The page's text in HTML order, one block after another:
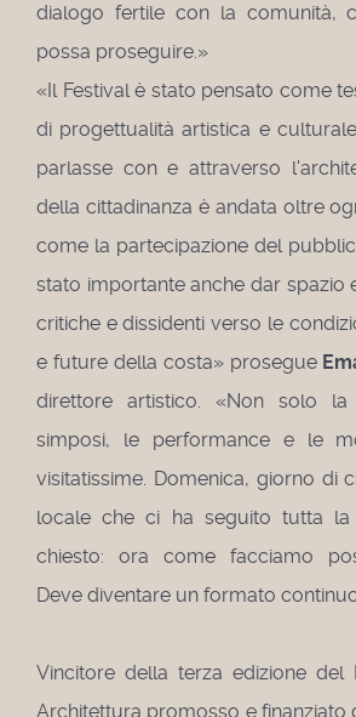
dialogo fertile con la comunità,
possa proseguire.»
«Il Festival è stato pensato come
di progettualità artistica e
parlasse con e attraverso
della cittadinanza è andata oltre
come la partecipazione del
stato importante anche dar spazio
critiche e dissidenti verso le
e future della costa» prosegue
direttore artistico. «Non solo
simposi, le performance e le
visitatissime. Domenica, giorno di
locale che ci ha seguito tutta la
chiesto: ora come facciamo
Deve diventare un formato
Vincitore della terza edizione del
Architettura promosso e finanziato